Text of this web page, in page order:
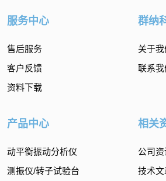
服务中心
售后服务
客户反馈
资料下载
群纳
关于我
联系我
产品中心
动平衡振动分析仪
测振仪/转子试验台
相关
公司
技术文